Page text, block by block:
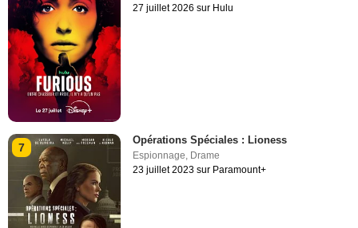
27 juillet 2026 sur Hulu
7
Opérations Spéciales : Lioness
Espionnage, Drame
23 juillet 2023 sur Paramount+